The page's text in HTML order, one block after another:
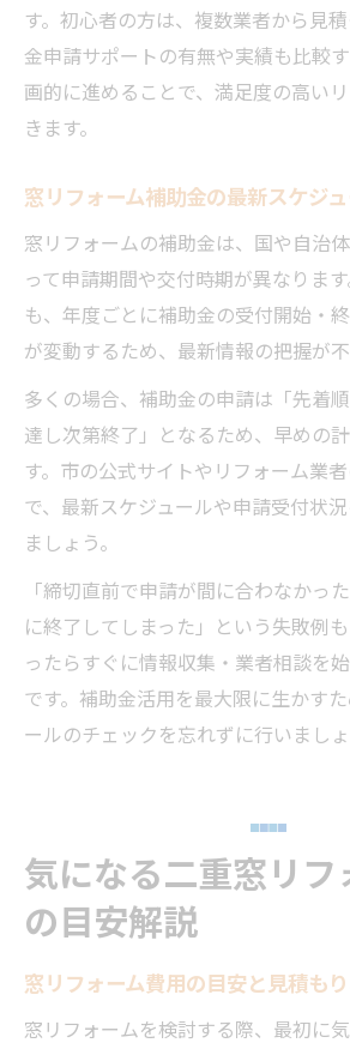
す。初心者の方は、複数業者から見
金申請サポートの有無や実績も比較
画的に進めることで、満足度の高い
きます。
窓リフォーム補助金の最新スケジ
窓リフォームの補助金は、国や自治
って申請期間や交付時期が異なりま
も、年度ごとに補助金の受付開始・
が変動するため、最新情報の把握が不
多くの場合、補助金の申請は「先着
達し次第終了」となるため、早めの
す。市の公式サイトやリフォーム業
で、最新スケジュールや申請受付状
ましょう。
「締切直前で申請が間に合わなかっ
に終了してしまった」という失敗例
ったらすぐに情報収集・業者相談を
です。補助金活用を最大限に生かす
ールのチェックを忘れずに行いましょ
気になる二重窓リフ
の目安解説
窓リフォーム費用の目安と見積も
窓リフォームを検討する際、最初に